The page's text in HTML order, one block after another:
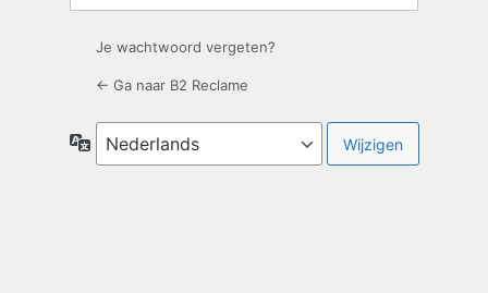
Je wachtwoord vergeten?
← Ga naar B2 Reclame
Taal